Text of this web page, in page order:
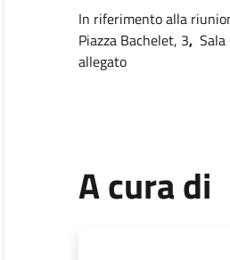
In riferimento alla
Piazza Bachelet, 3,
allegato
A cura di